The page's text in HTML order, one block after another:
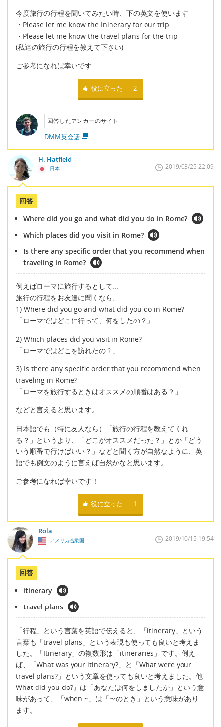
今度旅行の行程を聞いてみたい時、下の英文を使います
・Please let me know the Ininerary for our trip
・Please let me know the travel plans for the trip
(私達の旅行の行程を教えて下さい)
ご参考になれば幸いです
役に立った 2
回答したアンカーのサイト
DMM英会話
H. Hatfield
日本 2019/03/25 22:09
回答
Where did you go and what did you do in Rome?
Which places did you visit in Rome?
Is there any specific order that you recommend when
traveling in Rome?
例えばローマに旅行するとして...
旅行の行程をお友達に聞くなら、
1) Where did you go and what did you do in Rome?
「ローマではどこに行って、何をしたの？」
2) Which places did you visit in Rome?
「ローマではどこを訪れたの？」
3) Is there any specific order that you recommend when
traveling in Rome?
「ローマを旅行するときはオススメの順番はある？」
などと言えると思います。
日本語でも（特に友人なら）「旅行の行程を教えてくれ
る？」というより、「どこがオススメだった？」とか「どう
いう順番で行けばいい？」などと聞く方が自然なように、英
語でも例文のように言えば自然かなと思います。
ご参考になれば幸いです！
役に立った 1
Rola
アメリカ合衆国 2019/10/15 19:54
回答
itinerary
travel plans
「行程」という言葉を英語で伝えると、「itinerary」という
言葉も「travel plans」という表現も使っても良いと考えま
した。「Itinerary」の複数形は「itineraries」です。例え
ば、「What was your itinerary?」と「What were your
travel plans?」という文章を使っても良いと考えました。他
What did you do?」は「あなたは何をしましたか」という意
味があって、「when ~」は「〜のとき」という意味があり
ます。